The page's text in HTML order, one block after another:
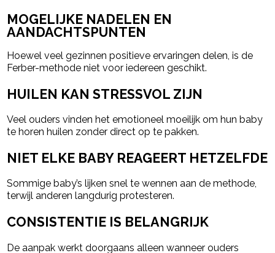
MOGELIJKE NADELEN EN
AANDACHTSPUNTEN
Hoewel veel gezinnen positieve ervaringen delen, is de
Ferber-methode niet voor iedereen geschikt.
HUILEN KAN STRESSVOL ZIJN
Veel ouders vinden het emotioneel moeilijk om hun baby
te horen huilen zonder direct op te pakken.
NIET ELKE BABY REAGEERT HETZELFDE
Sommige baby’s lijken snel te wennen aan de methode,
terwijl anderen langdurig protesteren.
CONSISTENTIE IS BELANGRIJK
De aanpak werkt doorgaans alleen wanneer ouders